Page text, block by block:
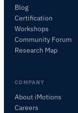
Blog
Certification
Workshops
Community Forum
Research Map
COMPANY
About iMotions
Careers
FRAGEN SIE ZU DIESER
Diesen Sensor